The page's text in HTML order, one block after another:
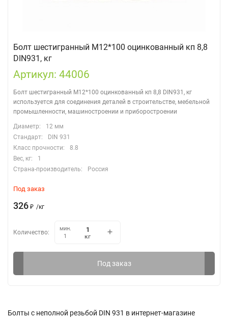
Болт шестигранный М12*100 оцинкованный кп 8,8
DIN931, кг
Артикул: 44006
Болт шестигранный М12*100 оцинкованный кп 8,8 DIN931, кг
используется для соединения деталей в строительстве, мебельной
промышленности, машиностроении и приборостроении
Диаметр:
12 мм
Стандарт:
DIN 931
Класс прочности:
8.8
Вес, кг:
1
Страна-производитель:
Россия
Под заказ
326 ₽ /кг
Количество:
мин.
1
кг
Под заказ
Болты с неполной резьбой DIN 931 в интернет-магазине